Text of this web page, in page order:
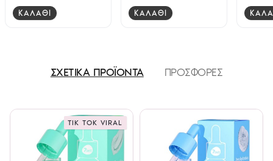
ΚΑΛΑΘΙ ΚΑΛΑΘΙ
ΣΧΕΤΙΚΑ ΠΡΟΪΟΝΤΑ ΠΡΟΣΦΟΡΕΣ
TIK TOK VIRAL